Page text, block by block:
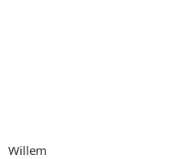
Willem